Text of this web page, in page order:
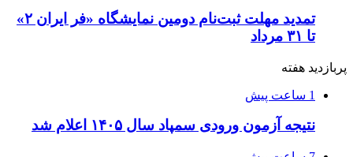
تمدید مهلت ثبت‌نام دومین نمایشگاه «فر ایران ۲»
تا ۳۱ مرداد
پربازدید هفته
1 ساعت پیش
نتیجه آزمون ورودی سمپاد سال ۱۴۰۵ اعلام شد